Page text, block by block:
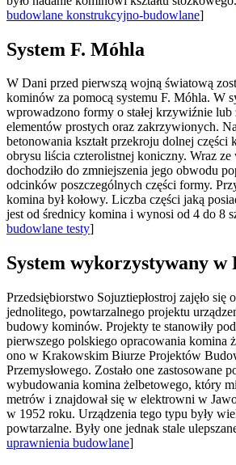
budowlane konstrukcyjno-budowlane]
System F. Móhla
W Dani przed pierwszą wojną światową
kominów za pomocą systemu F. Móhla. W
wprowadzono formy o stałej krzywiźnie lub
elementów prostych oraz zakrzywionych.
betonowania kształt przekroju dolnej części
obrysu liścia czterolistnej koniczny. Wraz
dochodziło do zmniejszenia jego obwodu
odcinków poszczególnych części formy.
komina był kołowy. Liczba części jaką
jest od średnicy komina i wynosi od 4 do 8
budowlane testy]
System wykorzystywany w
Przedsiębiorstwo Sojuztiepłostroj zajęło się
jednolitego, powtarzalnego projektu
budowy kominów. Projekty te stanowiły
pierwszego polskiego opracowania komina
ono w Krakowskim Biurze Projektów
Przemysłowego. Zostało one zastosowane
wybudowania komina żelbetowego, który
metrów i znajdował się w elektrowni w
w 1952 roku. Urządzenia tego typu były
powtarzalne. Były one jednak stale
uprawnienia budowlane]